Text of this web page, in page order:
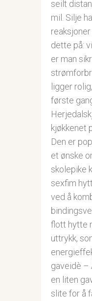
seilt
mil. Silje
dette på:
er man
ligger
første
kjøkkenet
Den er
et ønske
skolepike
sexfim
ved å
flott hytte
uttrykk,
gaveidè –
en liten
slite for å